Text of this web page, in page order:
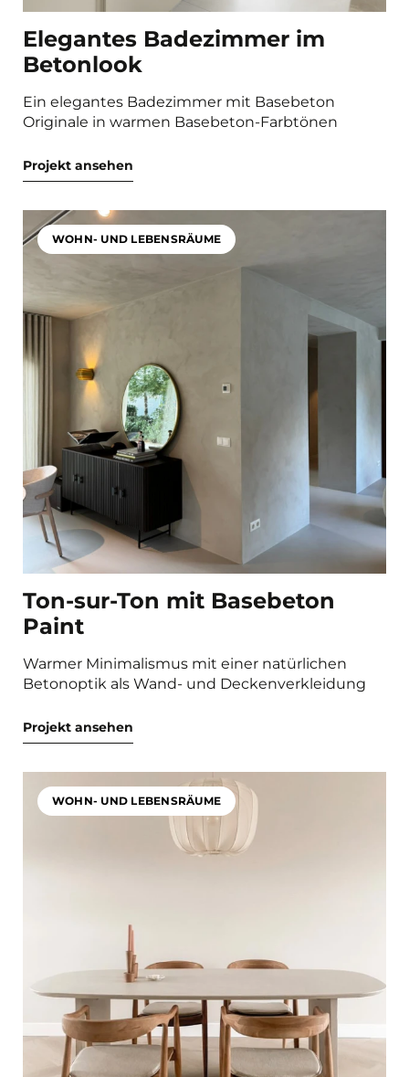
Elegantes Badezimmer im
Betonlook
Ein elegantes Badezimmer mit Basebeton
Originale in warmen Basebeton-Farbtönen
Projekt ansehen
WOHN- UND LEBENSRÄUME
Ton-sur-Ton mit Basebeton
Paint
Warmer Minimalismus mit einer natürlichen
Betonoptik als Wand- und Deckenverkleidung
Projekt ansehen
WOHN- UND LEBENSRÄUME